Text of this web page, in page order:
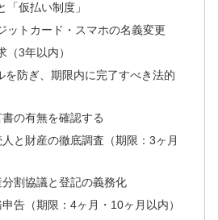
「仮払い制度」
ットカード・スマホの名義変更
（3年以内）
を防ぎ、期限内に完了すべき法的
の有無を確認する
と財産の徹底調査（期限：3ヶ月
割協議と登記の義務化
告（期限：4ヶ月・10ヶ月以内）